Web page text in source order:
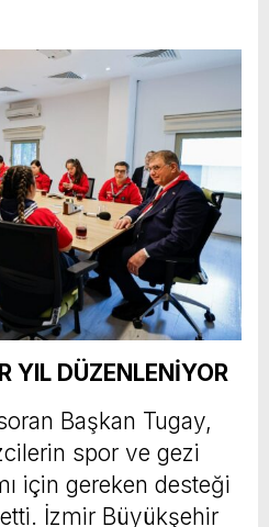
YIL DÜZENLENİYOR
Başkan Tugay,
spor ve gezi
için gereken desteği
İzmir Büyükşehir